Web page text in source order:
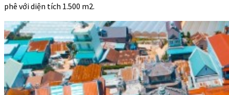
phê với diện tích 1.500 m2.